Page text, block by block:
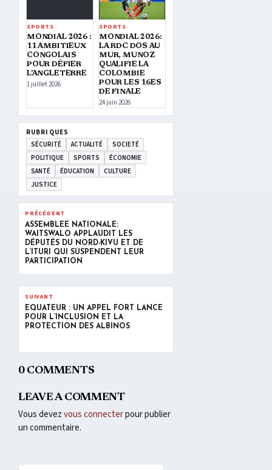
SPORTS
MONDIAL 2026 :
11 AMBITIEUX
CONGOLAIS
POUR DÉFIER
L’ANGLETERRE
1 juillet 2026
SPORTS
MONDIAL 2026:
LA RDC DOS AU
MUR, MUNOZ
QUALIFIE LA
COLOMBIE
POUR LES 16ES
DE FINALE
24 juin 2026
RUBRIQUES
SÉCURITÉ
ACTUALITÉ
SOCIETÉ
POLITIQUE
SPORTS
ÉCONOMIE
SANTÉ
ÉDUCATION
CULTURE
JUSTICE
PRÉCÉDENT
ASSEMBLÉE NATIONALE:
WAITSWALO APPLAUDIT LES
DÉPUTÉS DU NORD-KIVU ET DE
L’ITURI QUI SUSPENDENT LEUR
PARTICIPATION
SUIVANT
ÉQUATEUR : UN APPEL FORT LANCÉ
POUR L’INCLUSION ET LA
PROTECTION DES ALBINOS
0 COMMENTS
LEAVE A COMMENT
Vous devezvous connecterpour publier
un commentaire.